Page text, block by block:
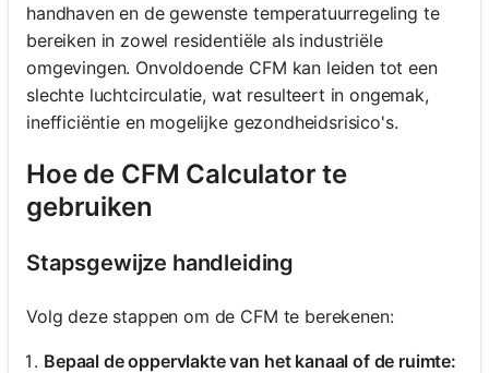
handhaven en de gewenste temperatuurregeling te
bereiken in zowel residentiële als industriële
omgevingen. Onvoldoende CFM kan leiden tot een
slechte luchtcirculatie, wat resulteert in ongemak,
inefficiëntie en mogelijke gezondheidsrisico's.
Hoe de CFM Calculator te
gebruiken
Stapsgewijze handleiding
Volg deze stappen om de CFM te berekenen:
Bepaal de oppervlakte van het kanaal of de ruimte: